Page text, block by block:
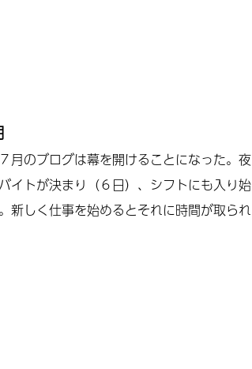
月のブログは幕を開けることになった。夜
イトが決まり（６日）、シフトにも入り始
新しく仕事を始めるとそれに時間が取られ